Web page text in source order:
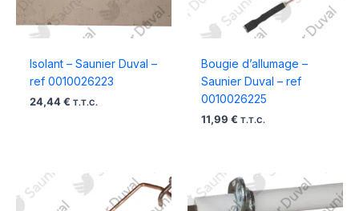
Isolant – Saunier Duval –
ref 0010026223
24,44 € T.T.C.
Bougie d’allumage –
Saunier Duval – ref
0010026225
11,99 € T.T.C.